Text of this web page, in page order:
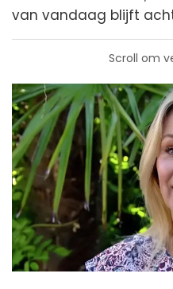
van vandaag blijft
Scroll om